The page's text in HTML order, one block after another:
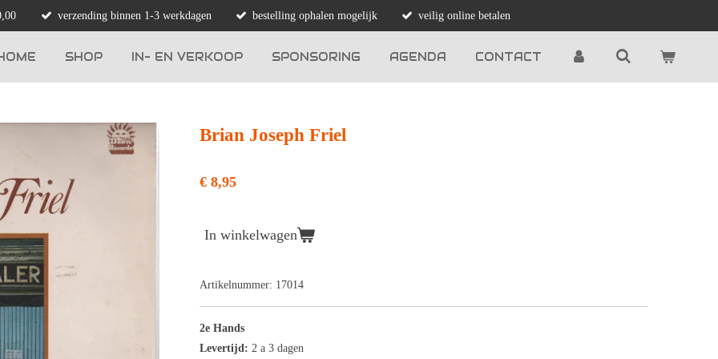
verzending binnen 1-3 werkdagen bestelling ophalen mogelijk veilig online betalen
SHOP IN- EN VERKOOP SPONSORING AGENDA CONTACT
Brian Joseph Friel
€ 8,95
In winkelwagen
Artikelnummer: 17014
2e Hands
Levertijd: 2 a 3 dagen